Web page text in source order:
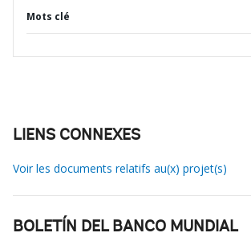
Mots clé
LIENS CONNEXES
Voir les documents relatifs au(x) projet(s)
BOLETÍN DEL BANCO MUNDIAL